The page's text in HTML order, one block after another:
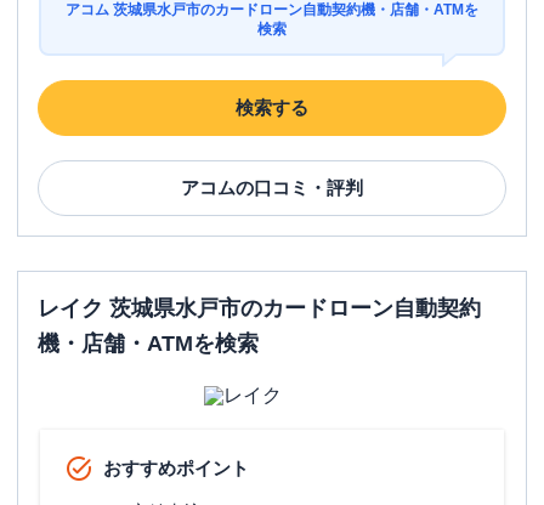
アコム 茨城県水戸市のカードローン自動契約機・店舗・ATMを
検索
検索する
アコムの口コミ・評判
レイク 茨城県水戸市のカードローン自動契約
機・店舗・ATMを検索
おすすめポイント